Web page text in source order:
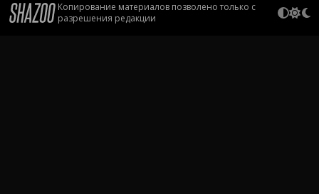
Копирование материалов позволено только с
разрешения редакции